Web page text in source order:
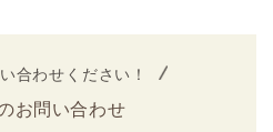
合わせください！
お問い合わせ